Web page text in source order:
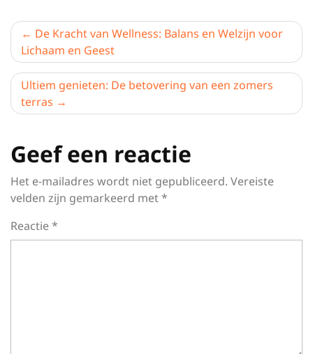
Berichtnavigatie
De Kracht van Wellness: Balans en Welzijn voor
Lichaam en Geest
Ultiem genieten: De betovering van een zomers
terras
Geef een reactie
Het e-mailadres wordt niet gepubliceerd. Vereiste
velden zijn gemarkeerd met*
Reactie*